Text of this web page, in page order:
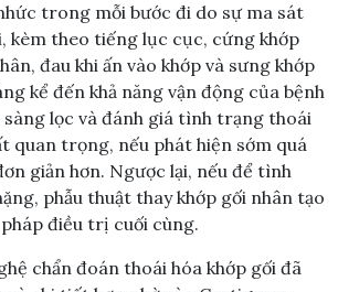
trong mỗi bước đi do sự ma sát
kèm theo tiếng lục cục, cứng khớp
đau khi ấn vào khớp và sưng khớp
kể đến khả năng vận động của bệnh
sàng lọc và đánh giá tình trạng thoái
quan trọng, nếu phát hiện sớm quá
giản hơn. Ngược lại, nếu để tình
phẫu thuật thay khớp gối nhân tạo
điều trị cuối cùng.
chẩn đoán thoái hóa khớp gối đã